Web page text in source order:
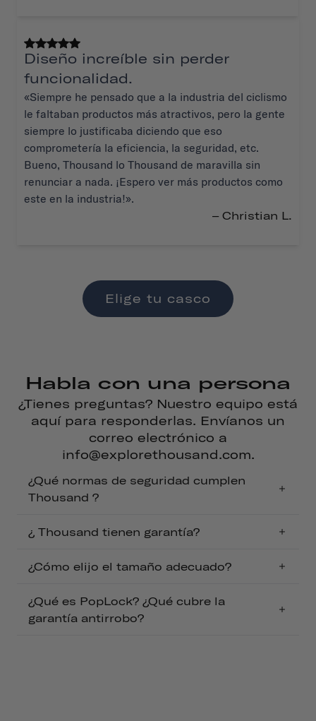
Diseño increíble sin perder
funcionalidad.
«Siempre he pensado que a la industria del ciclismo
le faltaban productos más atractivos, pero la gente
siempre lo justificaba diciendo que eso
comprometería la eficiencia, la seguridad, etc.
Bueno, Thousand lo Thousand de maravilla sin
renunciar a nada. ¡Espero ver más productos como
este en la industria!».
– Christian L.
Elige tu casco
Habla con una persona
¿Tienes preguntas? Nuestro equipo está
aquí para responderlas. Envíanos un
correo electrónico a
info@explorethousand.com.
¿Qué normas de seguridad cumplen
Thousand ?
¿ Thousand tienen garantía?
¿Cómo elijo el tamaño adecuado?
¿Qué es PopLock? ¿Qué cubre la
garantía antirrobo?